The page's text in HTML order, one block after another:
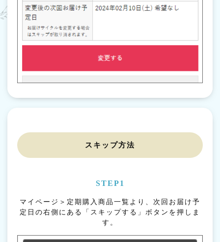
スキップ方法
STEP1
マイページ＞定期購入商品一覧より、次回お届け予
定日の右側にある「スキップする」ボタンを押しま
す。